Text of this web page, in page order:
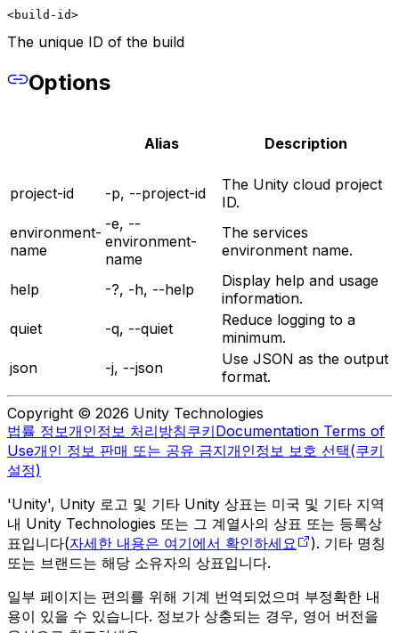
<build-id>
The unique ID of the build
Options
Alias Description
project-id -p, --project-id
The Unity cloud project
ID.
environment-
name
-e, --
environment-
name
The services
environment name.
help -?, -h, --help
Display help and usage
information.
quiet
-q, --quiet
Reduce logging to a
minimum.
json
-j, --json
Use JSON as the output
format.
Copyright © 2026 Unity Technologies
법률 정보개인정보 처리방침쿠키Documentation Terms of
Use개인 정보 판매 또는 공유 금지개인정보 보호 선택(쿠키
설정)
'Unity', Unity 로고 및 기타 Unity 상표는 미국 및 기타 지역
내 Unity Technologies 또는 그 계열사의 상표 또는 등록상
표입니다(자세한 내용은 여기에서 확인하세요
). 기타 명칭
또는 브랜드는 해당 소유자의 상표입니다.
일부 페이지는 편의를 위해 기계 번역되었으며 부정확한 내
용이 있을 수 있습니다. 정보가 상충되는 경우, 영어 버전을